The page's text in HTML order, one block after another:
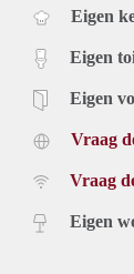
Eigen
Eigen
Eigen
Vraag
Vraag
Eigen